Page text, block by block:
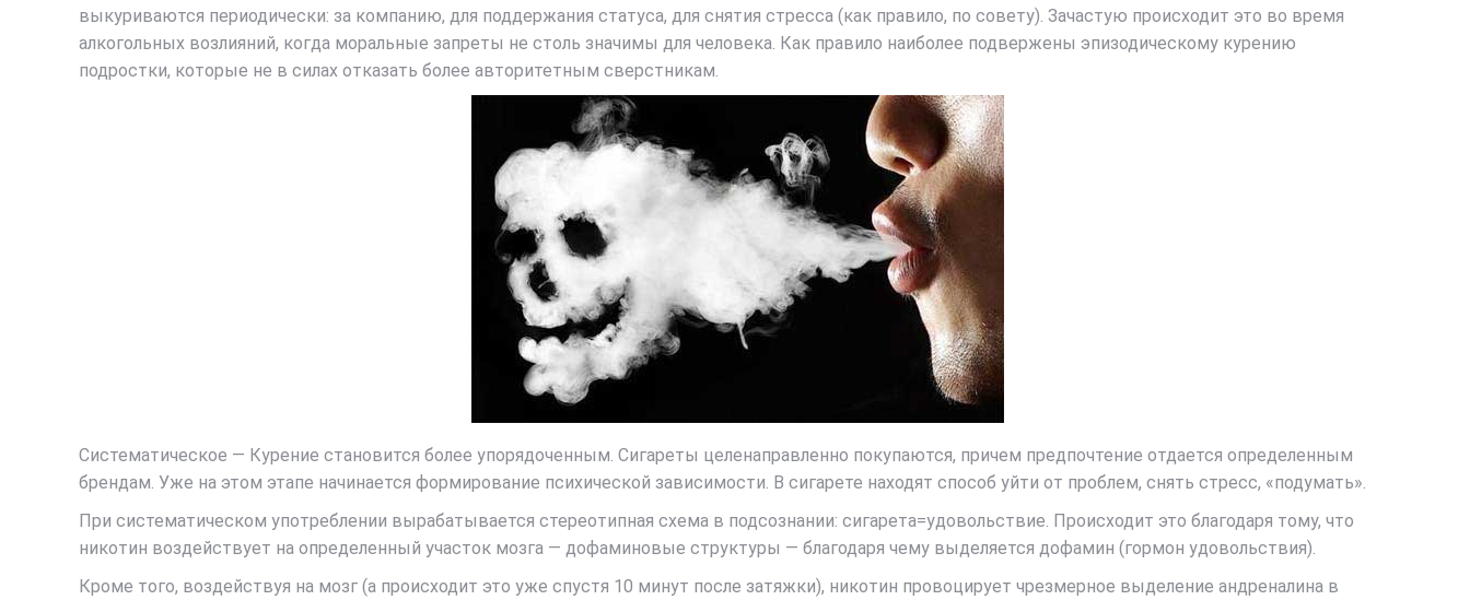
выкуриваются периодически: за компанию, для поддержания статуса, для снятия стресса (как правило, по совету). Зачастую происходит это во время
алкогольных возлияний, когда моральные запреты не столь значимы для человека. Как правило наиболее подвержены эпизодическому курению
подростки, которые не в силах отказать более авторитетным сверстникам.
Систематическое — Курение становится более упорядоченным. Сигареты целенаправленно покупаются, причем предпочтение отдается определенным
брендам. Уже на этом этапе начинается формирование психической зависимости. В сигарете находят способ уйти от проблем, снять стресс, «подумать».
При систематическом употреблении вырабатывается стереотипная схема в подсознании: сигарета=удовольствие. Происходит это благодаря тому, что
никотин воздействует на определенный участок мозга — дофаминовые структуры — благодаря чему выделяется дофамин (гормон удовольствия).
Кроме того, воздействуя на мозг (а происходит это уже спустя 10 минут после затяжки), никотин провоцирует чрезмерное выделение андреналина в